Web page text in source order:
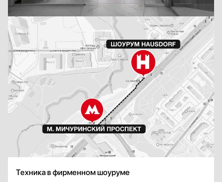
Техника в фирменном шоуруме